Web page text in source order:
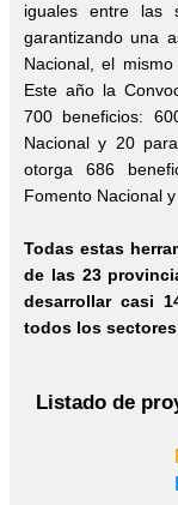
iguales entre las
garantizando una
Nacional, el
Este año la
700 beneficios:
Nacional y 20
otorga 686
Fomento Nacional
Todas estas
de las 23
desarrollar casi
todos los
Listado de